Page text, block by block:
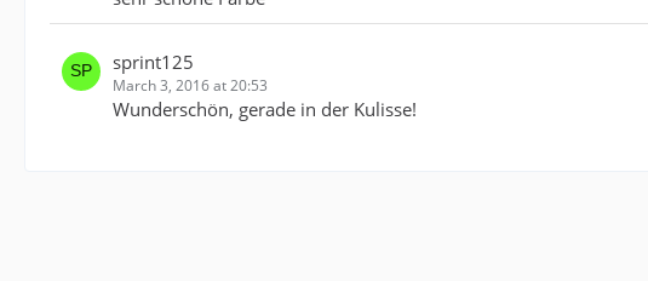
sprint125
March 3, 2016 at 20:53
Wunderschön, gerade in der Kulisse!